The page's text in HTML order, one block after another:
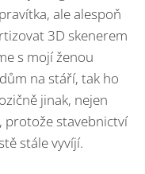
ale alespoň
3D skenerem
s mojí ženou
na stáří, tak ho
jinak, nejen
stavebnictví
stále vyvíjí.